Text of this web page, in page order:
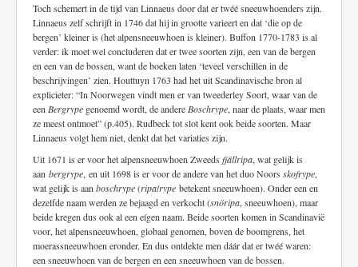
Toch schemert in de tijd van Linnaeus door dat er twéé sneeuwhoenders zijn.
Linnaeus zelf schrijft in 1746 dat hij in grootte varieert en dat ‘die op de
bergen’ kleiner is (het alpensneeuwhoen is kleiner). Buffon 1770-1783 is al
verder: ik moet wel concluderen dat er twee soorten zijn, een van de bergen
en een van de bossen, want de boeken laten ‘teveel verschillen in de
beschrijvingen’ zien. Houttuyn 1763 had het uit Scandinavische bron al
explicieter: “In Noorwegen vindt men er van tweederley Soort, waar van de
een Bergrype genoemd wordt, de andere Boschrype, naar de plaats, waar men
ze meest ontmoet” (p.405). Rudbeck tot slot kent ook beide soorten. Maar
Linnaeus volgt hem niet, denkt dat het variaties zijn.
Uit 1671 is er voor het alpensneeuwhoen Zweeds fjällripa, wat gelijk is
aan bergrype, en uit 1698 is er voor de andere van het duo Noors skofrype,
wat gelijk is aan boschrype(ripa/rype betekent sneeuwhoen). Onder een en
dezelfde naam werden ze bejaagd en verkocht (snöripa, sneeuwhoen), maar
beide kregen dus ook al een eígen naam. Beide soorten komen in Scandinavië
voor, het alpensneeuwhoen, globaal genomen, boven de boomgrens, het
moerassneeuwhoen eronder. En dus ontdekte men dáár dat er twéé waren:
een sneeuwhoen van de bergen en een sneeuwhoen van de bossen.